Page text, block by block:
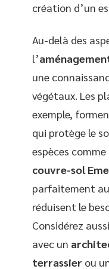
création d’un
Au-delà des
l’
une
végétaux. Les
exemple,
qui protège le
espèces comme
couvre-sol
parfaitement
réduisent le
Considérez
avec un
terrassier ou